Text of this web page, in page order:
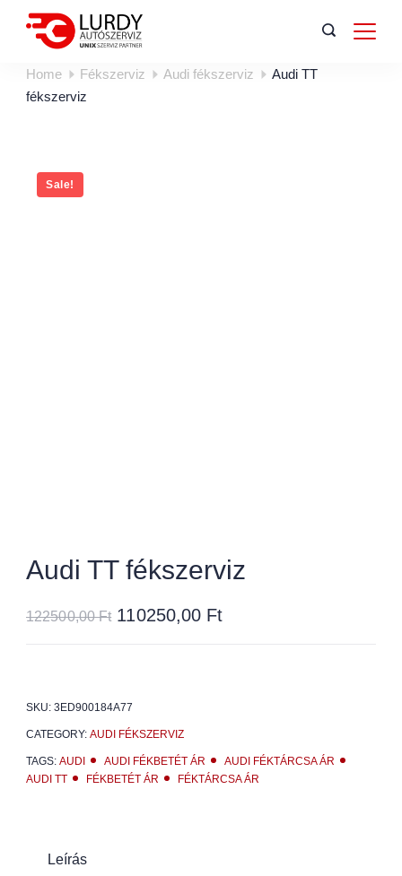
Home Fékszerviz Audi fékszerviz
Audi TT
fékszerviz
Sale!
Audi TT fékszerviz
122500,00Ft 110250,00 Ft
SKU: 3ED900184A77
CATEGORY: AUDI FÉKSZERVIZ
TAGS: AUDI AUDI FÉKBETÉT ÁR
AUDI FÉKTÁRCSA ÁR
AUDI TT
FÉKBETÉT ÁR FÉKTÁRCSA ÁR
Leírás